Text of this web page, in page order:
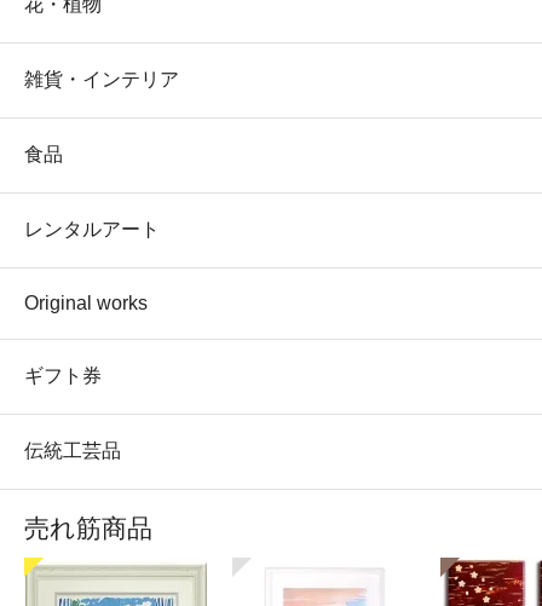
花・植物
雑貨・インテリア
食品
レンタルアート
Original works
ギフト券
伝統工芸品
売れ筋商品